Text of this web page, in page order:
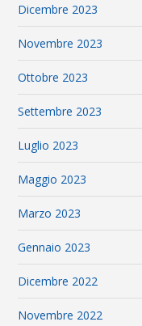
Dicembre 2023
Novembre 2023
Ottobre 2023
Settembre 2023
Luglio 2023
Maggio 2023
Marzo 2023
Gennaio 2023
Dicembre 2022
Novembre 2022